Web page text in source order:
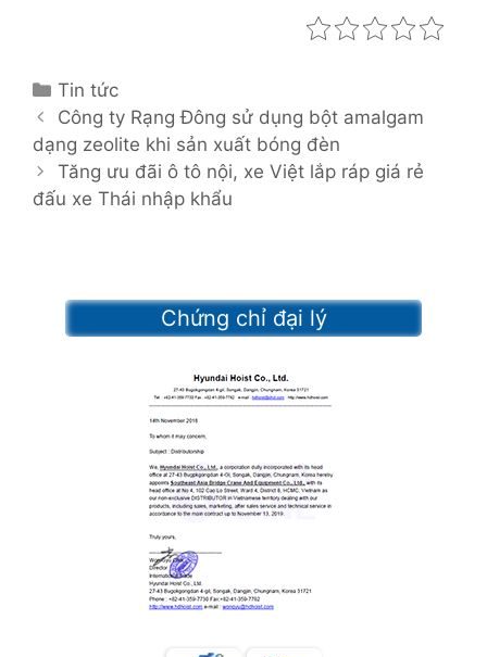
C
a
t
e
g
e
s
Tin tức
P
o
s
t
Công ty Rạng Đông sử dụng bột amalgam
dạng zeolite khi sản xuất bóng đèn
Tăng ưu đãi ô tô nội, xe Việt lắp ráp giá rẻ
đấu xe Thái nhập khẩu
Chứng chỉ đại lý